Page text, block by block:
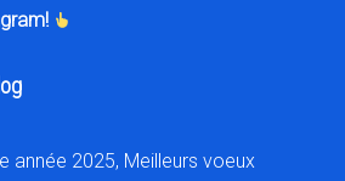
année 2025, Meilleurs voeux